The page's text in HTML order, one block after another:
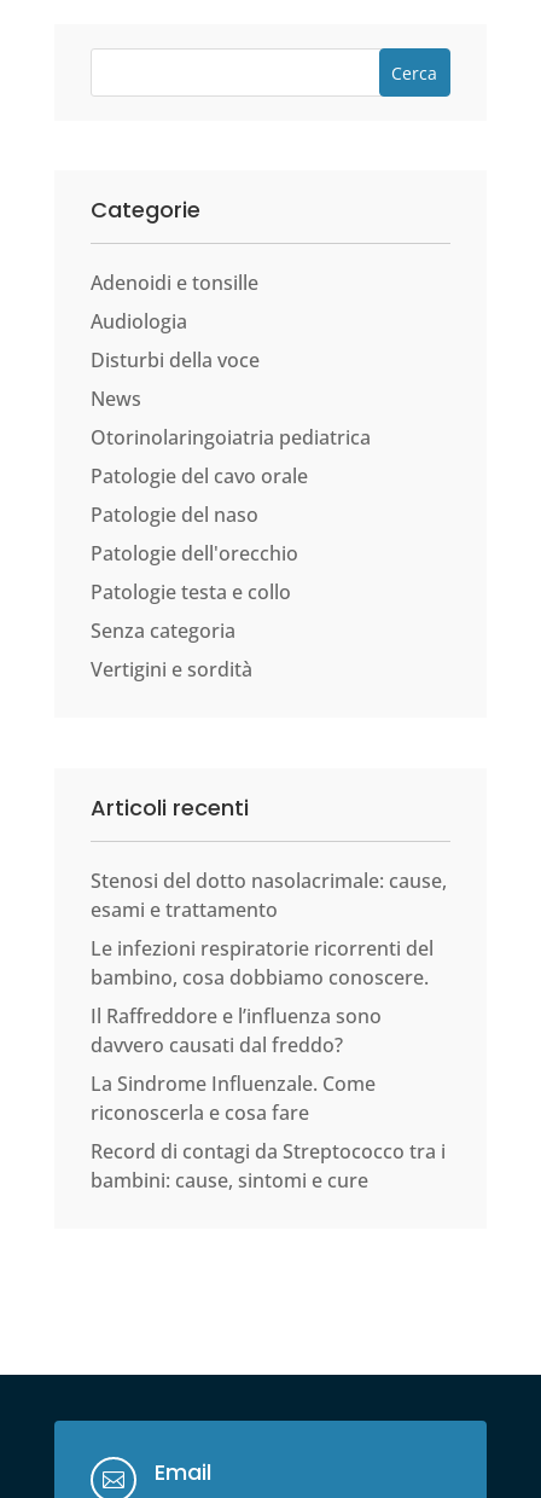
Cerca
Categorie
Adenoidi e tonsille
Audiologia
Disturbi della voce
News
Otorinolaringoiatria pediatrica
Patologie del cavo orale
Patologie del naso
Patologie dell'orecchio
Patologie testa e collo
Senza categoria
Vertigini e sordità
Articoli recenti
Stenosi del dotto nasolacrimale: cause,
esami e trattamento
Le infezioni respiratorie ricorrenti del
bambino, cosa dobbiamo conoscere.
Il Raffreddore e l’influenza sono
davvero causati dal freddo?
La Sindrome Influenzale. Come
riconoscerla e cosa fare
Record di contagi da Streptococco tra i
bambini: cause, sintomi e cure
 Email